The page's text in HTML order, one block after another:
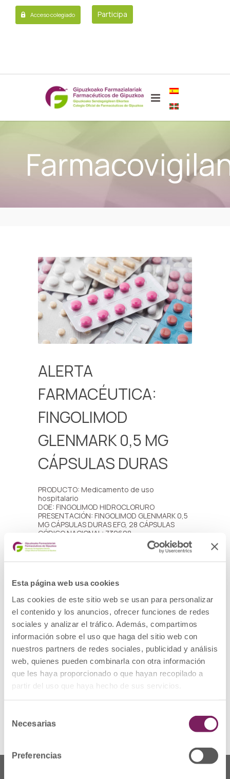
Esta página web usa cookies
Las cookies de este sitio web se usan para personalizar
el contenido y los anuncios, ofrecer funciones de redes
sociales y analizar el tráfico. Además, compartimos
información sobre el uso que haga del sitio web con
nuestros partners de redes sociales, publicidad y análisis
web, quienes pueden combinarla con otra información
que les haya proporcionado o que hayan recopilado a
partir del uso que haya hecho de sus servicios.
Necesarias
Preferencias
Acceso colegiado Participa
ALERTA
FARMACÉUTICA:
FINGOLIMOD
GLENMARK 0,5 MG
CÁPSULAS DURAS
PRODUCTO: Medicamento de uso
hospitalario
DOE: FINGOLIMOD HIDROCLORURO
PRESENTACIÓN: FINGOLIMOD GLENMARK 0,5
MG CÁPSULAS DURAS EFG, 28 CÁPSULAS
CÓDIGO NACIONAL: 730608
LOTES Y FECHAS DE CADUCIDAD:
• Lote: 1500031, fecha de caducidad
30/11/2026
• Lote: 1500850, fecha de caducidad
31/12/2026
• Lote: 1500851, fecha de caducidad
31/12/2026
DESCRIPCIÓN DEL DEFECTO: Resultado fuera
de especificación en el parámetro de
disolución detectados en estudios de
estabilidad.
MEDIDAS CAUTELARES ADOPTADAS:
Retirada del mercado de todas las unidades
distribuidas de los lotes afectados y
devolución al laboratorio por los cauces